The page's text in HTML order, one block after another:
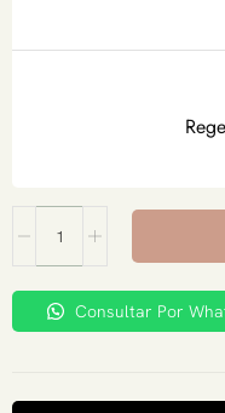
Consultar Por